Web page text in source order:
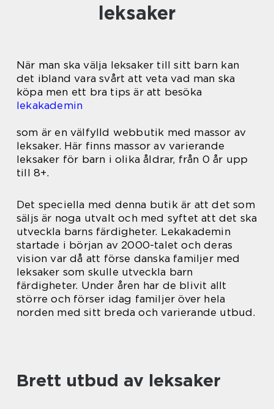
leksaker
När man ska välja leksaker till sitt barn kan
det ibland vara svårt att veta vad man ska
köpa men ett bra tips är att besöka
lekakademin
som är en välfylld webbutik med massor av
leksaker. Här finns massor av varierande
leksaker för barn i olika åldrar, från 0 år upp
till 8+.
Det speciella med denna butik är att det som
säljs är noga utvalt och med syftet att det ska
utveckla barns färdigheter. Lekakademin
startade i början av 2000-talet och deras
vision var då att förse danska familjer med
leksaker som skulle utveckla barn
färdigheter. Under åren har de blivit allt
större och förser idag familjer över hela
norden med sitt breda och varierande utbud.
Brett utbud av leksaker